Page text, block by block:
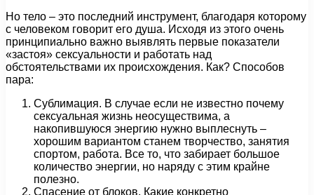
Но тело – это последний инструмент, благодаря которому
с человеком говорит его душа. Исходя из этого очень
принципиально важно выявлять первые показатели
«застоя» сексуальности и работать над
обстоятельствами их происхождения. Как? Способов
пара:
Сублимация. В случае если не известно почему
сексуальная жизнь неосуществима, а
накопившуюся энергию нужно выплеснуть –
хорошим вариантом станем творчество, занятия
спортом, работа. Все то, что забирает большое
количество энергии, но наряду с этим крайне
полезно.
Спасение от блоков. Какие конкретно